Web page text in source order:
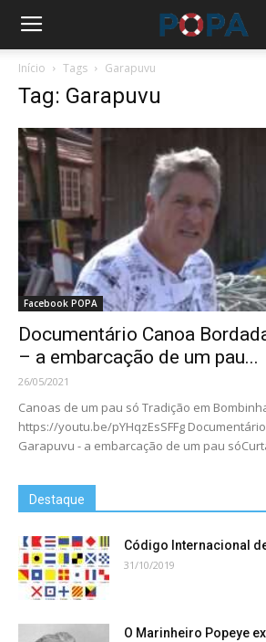
Início Tags Garapuvu
Tag: Garapuvu
Facebook POPA
Documentário Canoa
– a embarcação de um pau...
26/05/2021
Canoas de um pau só Tradição em
https://youtu.be/pYHqzEsSFFg
Garapuvu - a embarcação de um pau
Destaque
Código Internacional
31/10/2019
O Marinheiro Popeye